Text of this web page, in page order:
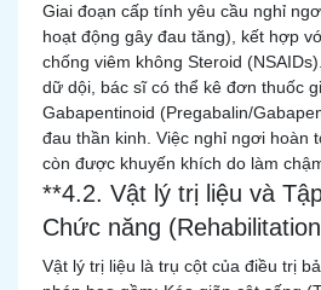
Giai đoạn cấp tính yêu cầu nghỉ
hoạt động gây đau tăng), kết hợp
chống viêm không Steroid
dữ dội, bác sĩ có thể kê đơn thuốc
Gabapentinoid (Pregabalin/
đau thần kinh. Việc nghỉ ngơi hoàn
còn được khuyến khích do làm
**4.2. Vật lý trị liệu và
Chức năng
Vật lý trị liệu là trụ cột của điều trị